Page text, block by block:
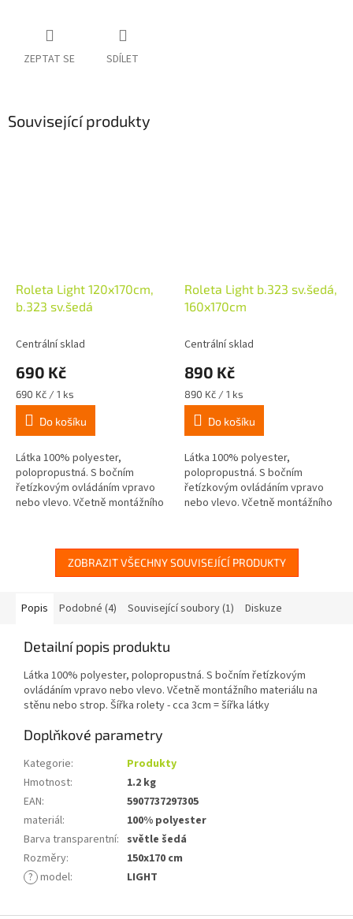
ZEPTAT SE SDÍLET
Související produkty
Roleta Light 120x170cm,
b.323 sv.šedá
Centrální sklad
690 Kč
Měrná
cena:
690 Kč / 1 ks
Do košíku
Látka 100% polyester,
polopropustná. S bočním
řetízkovým ovládáním vpravo
nebo vlevo. Včetně montážního
Roleta Light b.323 sv.šedá,
160x170cm
Centrální sklad
890 Kč
Měrná
cena:
890 Kč / 1 ks
Do košíku
Látka 100% polyester,
polopropustná. S bočním
řetízkovým ovládáním vpravo
nebo vlevo. Včetně montážního
látky
ZOBRAZIT VŠECHNY SOUVISEJÍCÍ PRODUKTY
Popis Podobné (4) Související soubory (1) Diskuze
Detailní popis produktu
Látka 100% polyester, polopropustná. S bočním řetízkovým
ovládáním vpravo nebo vlevo. Včetně montážního materiálu na
stěnu nebo strop. Šířka rolety - cca 3cm = šířka látky
Doplňkové parametry
Kategorie:
Produkty
Hmotnost:
1.2 kg
EAN:
5907737297305
materiál:
100% polyester
Barva transparentní: světle šedá
Rozměry:
150x170 cm
? model: LIGHT